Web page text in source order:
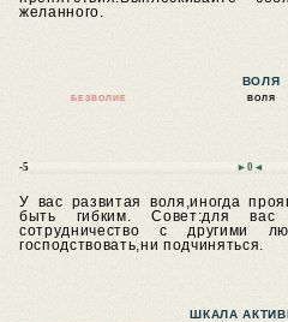
желанного.
ВОЛЯ
БЕЗВОЛИЕ ВОЛЯ
-5 ►0◄
У вас развитая воля,иногда
быть гибким.Совет:для вас
сотрудничество с другими
господствовать,ни подчиняться.
ШКАЛА